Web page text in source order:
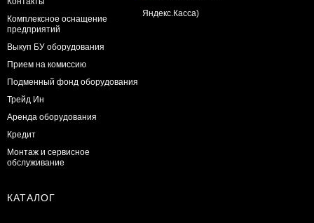
Комплексное оснащение
предприятий
Выкуп БУ оборудования
Прием на комиссию
Подменный фонд оборудования
Трейд Ин
Аренда оборудования
Кредит
Монтаж и сервисное
обслуживание
КАТАЛОГ